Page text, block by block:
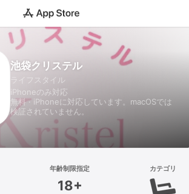
池袋クリステル
ライフスタイル
iPhoneのみ対応
無料 · iPhoneに対応しています。macOSでは
検証されていません。
年齢制限指定
18+
カテゴリ